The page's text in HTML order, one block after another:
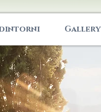
dintorni Gallery